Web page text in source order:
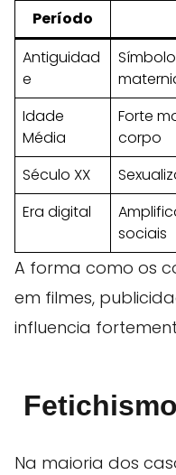
Período
Antiguidad
e
Idade
Média
Forte
corpo
Século XX
Era digital
sociais
A forma como os
em filmes,
influencia
Na maioria dos